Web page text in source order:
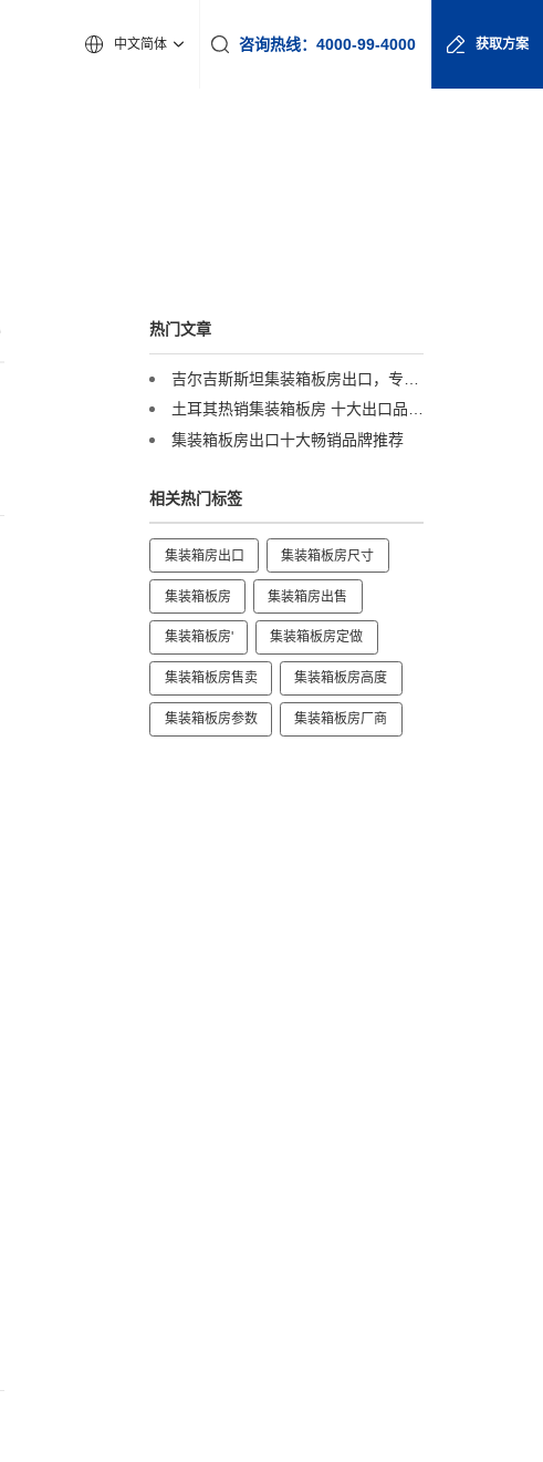
中文简体 咨询热线：4000-99-4000 获取方案
热门文章
土耳其热销集装箱板房 十大出口品牌 坚固安全 按需定制
集装箱板房出口十大畅销品牌推荐
相关热门标签
集装箱房出口 集装箱板房尺寸
集装箱板房 集装箱房出售
集装箱板房' 集装箱板房定做
集装箱板房售卖 集装箱板房高度
集装箱板房参数 集装箱板房厂商